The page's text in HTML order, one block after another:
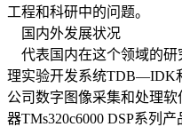
工程和科研中的问题。
国内外发展状况
代表国内在这个领域的研
理实验开发系统TDB—IDK
公司数字图像采集和处理
器TMs320c6000 DSP系列